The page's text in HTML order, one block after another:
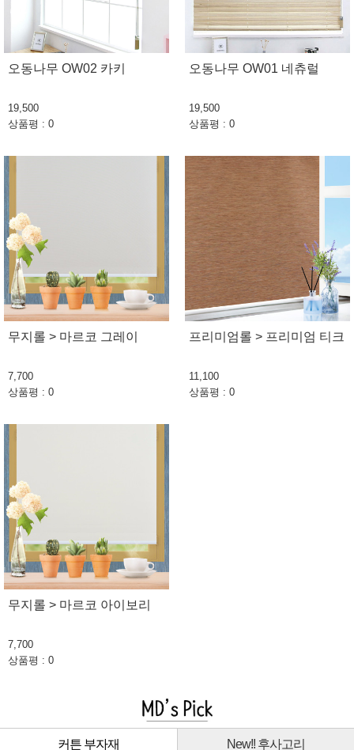
오동나무 OW02 카키
19,500
상품평 : 0
오동나무 OW01 네츄럴
19,500
상품평 : 0
무지롤 > 마르코 그레이
7,700
상품평 : 0
프리미엄롤 > 프리미엄 티크
11,100
상품평 : 0
무지롤 > 마르코 아이보리
7,700
상품평 : 0
커튼 부자재 New!! 후사고리